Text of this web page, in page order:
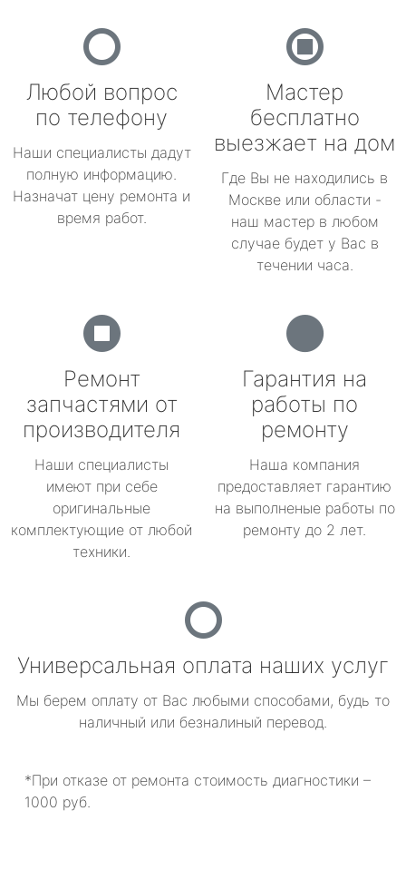
Любой вопрос
по телефону
Наши специалисты дадут
полную информацию.
Назначат цену ремонта и
время работ.
Мастер
бесплатно
выезжает на дом
Где Вы не находились в
Москве или области -
наш мастер в любом
случае будет у Вас в
течении часа.
Ремонт
запчастями от
производителя
Наши специалисты
имеют при себе
оригинальные
комплектующие от любой
техники.
Гарантия на
работы по
ремонту
Наша компания
предоставляет гарантию
на выполненые работы по
ремонту до 2 лет.
Универсальная оплата наших услуг
Мы берем оплату от Вас любыми способами, будь то
наличный или безналиный перевод.
*При отказе от ремонта стоимость диагностики –
1000 руб.